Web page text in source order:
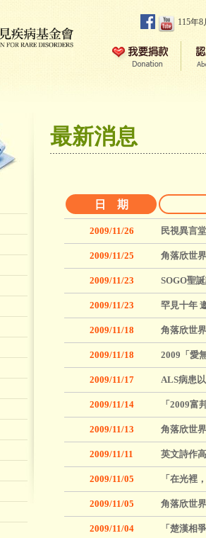
115年
最新消息
日 期
2009/11/26 民視異言
2009/11/25 角落欣世
2009/11/23 SOGO聖
2009/11/23 罕見十年
2009/11/18 角落欣世
2009/11/18 2009「愛
2009/11/17 ALS病患
2009/11/14 「2009富
2009/11/13 角落欣世
2009/11/11 英文詩作
2009/11/05 「在光裡
2009/11/05 角落欣世
2009/11/04 「楚漢相